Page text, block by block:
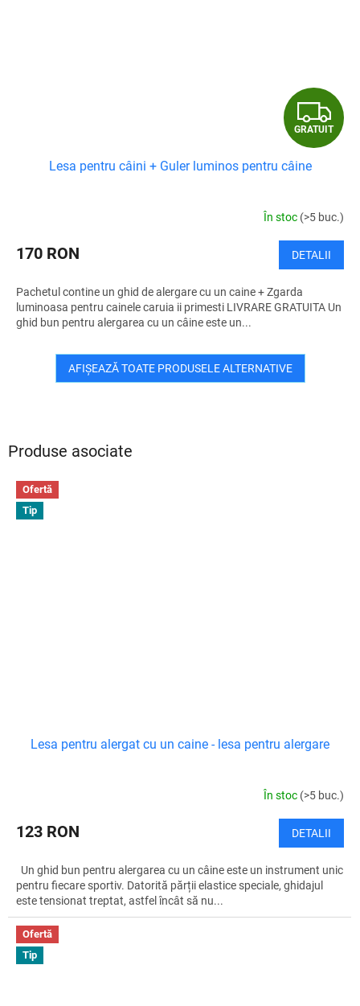
Produse asociate
Ofertă
Tip
Lesa pentru alergat cu un caine - lesa pentru alergare
În stoc (>5 buc.)
123 RON DETALII
Un ghid bun pentru alergarea cu un câine este un instrument unic
pentru fiecare sportiv. Datorită părții elastice speciale, ghidajul
este tensionat treptat, astfel încât să nu...
Ofertă
Tip
G
R
T
U
I
T
GRATUIT
Lesa pentru câini + Guler luminos pentru câine
În stoc (>5 buc.)
170 RON DETALII
Pachetul contine un ghid de alergare cu un caine + Zgarda
luminoasa pentru cainele caruia ii primesti LIVRARE GRATUITA Un
ghid bun pentru alergarea cu un câine este un...
AFIŞEAZĂ TOATE PRODUSELE ALTERNATIVE